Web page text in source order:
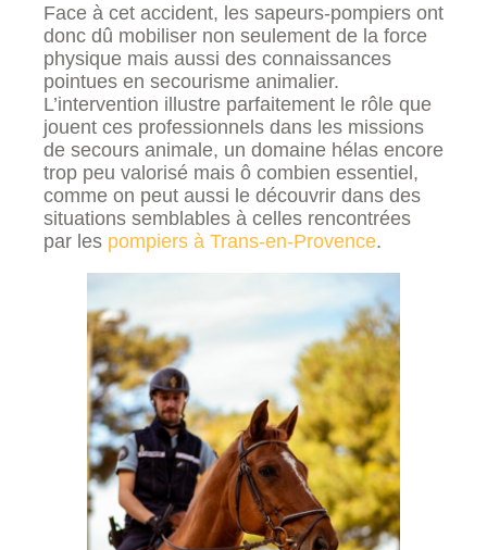
Face à cet accident, les sapeurs-pompiers ont
donc dû mobiliser non seulement de la force
physique mais aussi des connaissances
pointues en secourisme animalier.
L’intervention illustre parfaitement le rôle que
jouent ces professionnels dans les missions
de secours animale, un domaine hélas encore
trop peu valorisé mais ô combien essentiel,
comme on peut aussi le découvrir dans des
situations semblables à celles rencontrées
par les pompiers à Trans-en-Provence.